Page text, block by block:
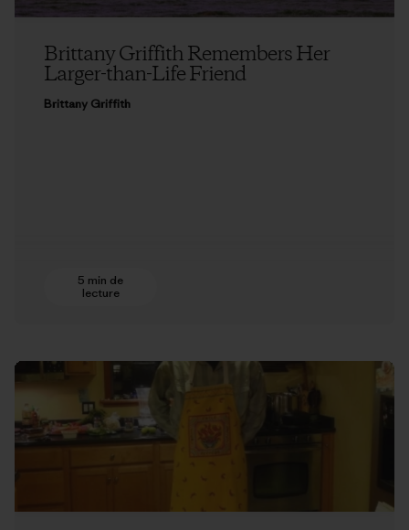
Brittany Griffith Remembers Her
Larger-than-Life Friend
Brittany Griffith
5 min de
lecture